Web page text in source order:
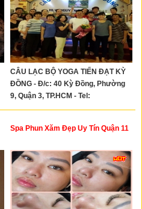
CÂU LẠC BỘ YOGA TIẾN ĐẠT KỲ
ĐỒNG - Đ/c: 40 Kỳ Đồng, Phường
9, Quận 3, TP.HCM - Tel:
0939232526
Spa Phun Xăm Đẹp Uy Tín Quận 11